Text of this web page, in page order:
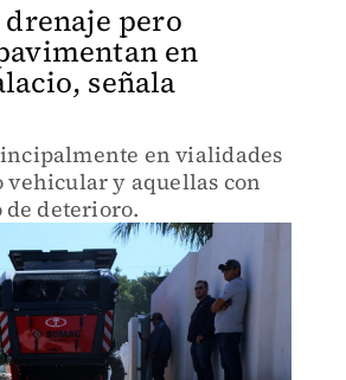
pero
en
señala
en vialidades
vehicular y aquellas con
deterioro.